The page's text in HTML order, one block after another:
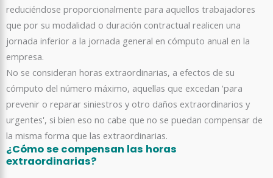
reduciéndose proporcionalmente para aquellos trabajadores
que por su modalidad o duración contractual realicen una
jornada inferior a la jornada general en cómputo anual en la
empresa.
No se consideran horas extraordinarias, a efectos de su
cómputo del número máximo, aquellas que excedan 'para
prevenir o reparar siniestros y otro daños extraordinarios y
urgentes', si bien eso no cabe que no se puedan compensar de
la misma forma que las extraordinarias.
¿Cómo se compensan las horas
extraordinarias?